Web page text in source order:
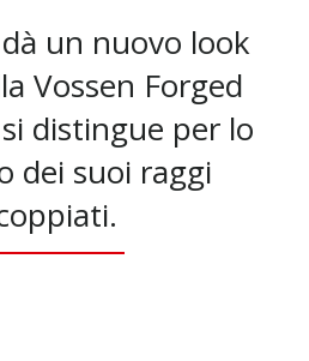
un nuovo look
Vossen Forged
distingue per lo
dei suoi raggi